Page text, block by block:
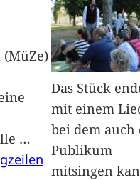
…
Das Stück
mit einem
bei dem auch
Publikum
mitsingen